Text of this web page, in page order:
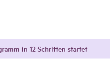
in 12 Schritten startet